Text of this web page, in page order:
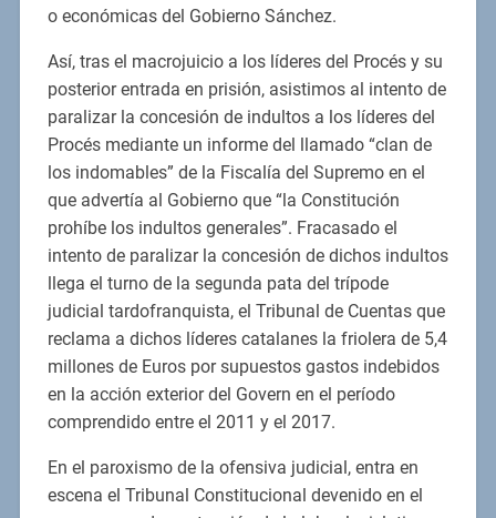
o económicas del Gobierno Sánchez.
Así, tras el macrojuicio a los líderes del Procés y su
posterior entrada en prisión, asistimos al intento de
paralizar la concesión de indultos a los líderes del
Procés mediante un informe del llamado “clan de
los indomables” de la Fiscalía del Supremo en el
que advertía al Gobierno que “la Constitución
prohíbe los indultos generales”. Fracasado el
intento de paralizar la concesión de dichos indultos
llega el turno de la segunda pata del trípode
judicial tardofranquista, el Tribunal de Cuentas que
reclama a dichos líderes catalanes la friolera de 5,4
millones de Euros por supuestos gastos indebidos
en la acción exterior del Govern en el período
comprendido entre el 2011 y el 2017.
En el paroxismo de la ofensiva judicial, entra en
escena el Tribunal Constitucional devenido en el